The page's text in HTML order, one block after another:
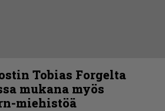
Tobias Forgelta
mukana myös
miehistöä